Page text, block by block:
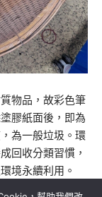
物品，故彩色筆
膠紙面後，即為
為一般垃圾。環
回收分類習慣，
境永續利用。